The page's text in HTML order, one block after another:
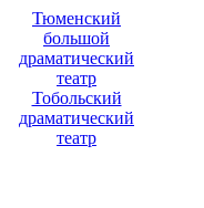
Тюменский
большой
драматический
театр
Тобольский
драматический
театр